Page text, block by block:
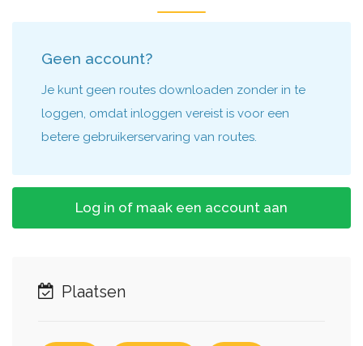
Geen account?
Je kunt geen routes downloaden zonder in te
loggen, omdat inloggen vereist is voor een
betere gebruikerservaring van routes.
Log in of maak een account aan
Plaatsen